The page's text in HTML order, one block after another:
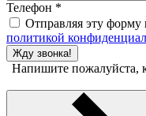
Телефон *
Отправляя эту форму
политикой
Жду звонка!
Напишите пожалуйста,